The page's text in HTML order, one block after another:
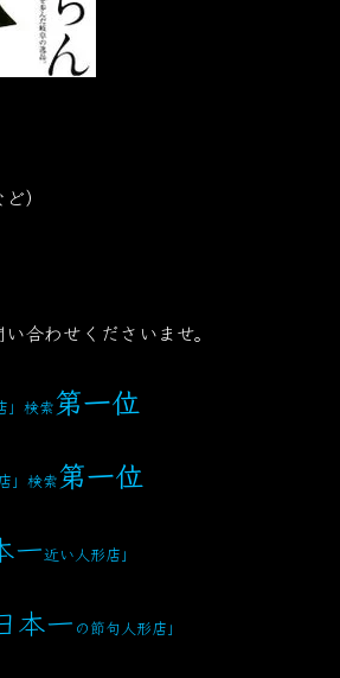
）
合わせくださいませ。
」検索第一位
」検索第一位
一近い人形店」
本一 の節句人形店」